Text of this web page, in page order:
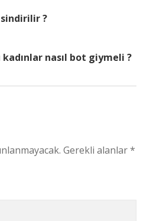
?
nasıl bot giymeli ?
Gerekli alanlar*